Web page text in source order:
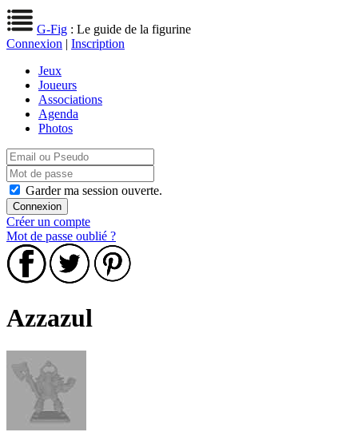
G-Fig : Le guide de la figurine
Connexion | Inscription
Jeux
Joueurs
Associations
Agenda
Photos
Garder ma session ouverte.
Créer un compte
Mot de passe oublié ?
Azzazul